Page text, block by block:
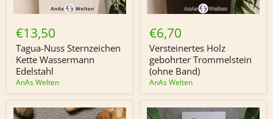
Tagua-
Nuss
Sternzeichen
Kette
Wassermann
Edelstahl
€13,50
Tagua-Nuss Sternzeichen
Kette Wassermann
Edelstahl
AnAs Welten
Versteinertes
Holz
gebohrter
Trommelstein
(ohne
Band)
€6,70
Versteinertes Holz
gebohrter Trommelstein
(ohne Band)
AnAs Welten